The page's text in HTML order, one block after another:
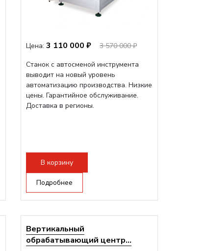
Цена: 3 110 000 ₽
3 570 000 ₽
Станок с автосменой инструмента
выводит на новый уровень
автоматизацию производства. Низкие
цены. Гарантийное обслуживание.
Доставка в регионы.
В корзину
Подробнее
Вертикальный
обрабатывающий центр...